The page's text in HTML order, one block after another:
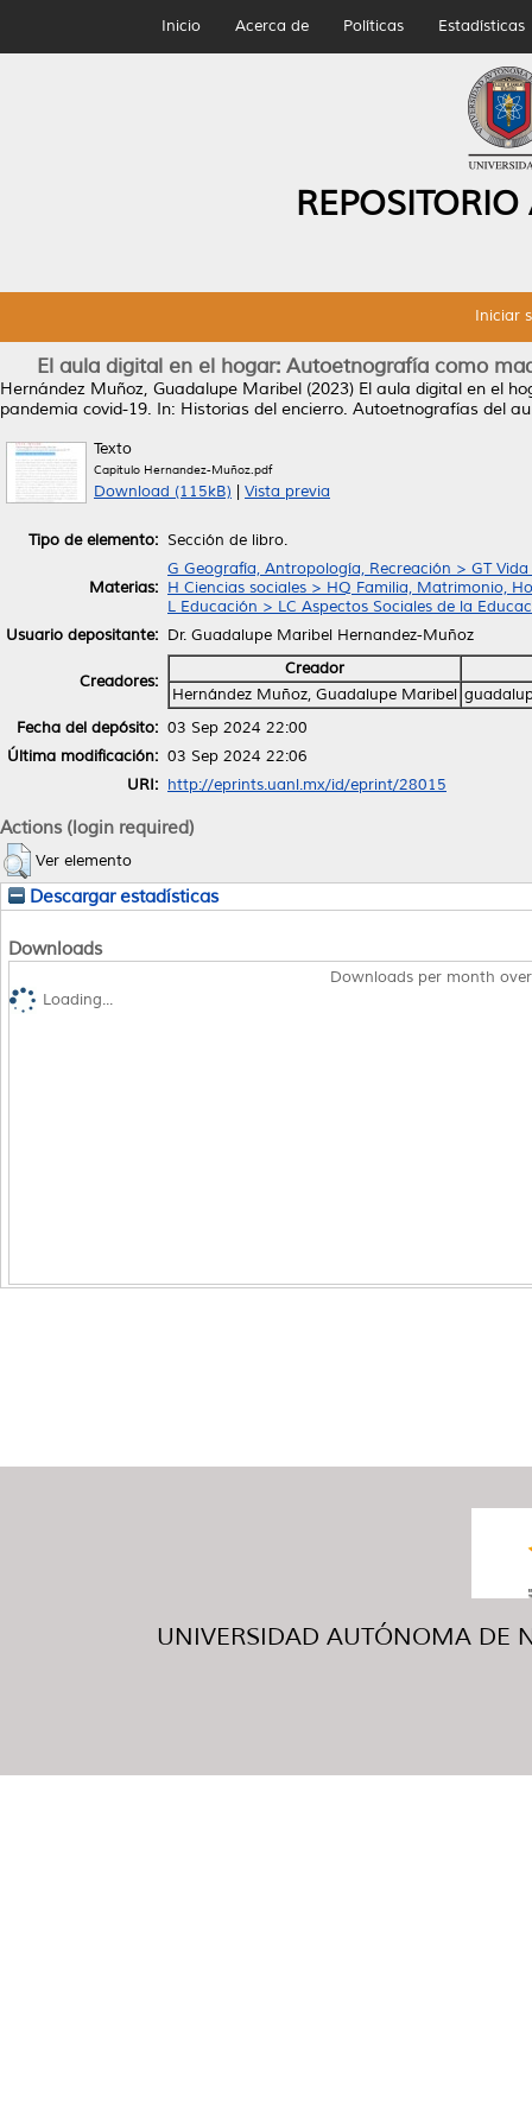
Inicio Acerca de Políticas Estadísticas
Iniciar
El aula digital en el hogar: Autoetnografía como
Hernández Muñoz, Guadalupe Maribel (2023) El aula digital en el
pandemia covid-19. In: Historias del encierro. Autoetnografías del
Texto
Capitulo Hernandez-Muñoz.pdf
Download (115kB) Vista previa
Tipo de elemento: Sección de libro.
Materias:
G Geografía, Antropología, Recreación > GT
H Ciencias sociales > HQ Familia, Matrimonio,
L Educación > LC Aspectos Sociales de la
Usuario depositante: Dr. Guadalupe Maribel Hernandez-Muñoz
Creadores:
Creador
Hernández Muñoz, Guadalupe Maribel
Fecha del depósito: 03 Sep 2024 22:00
Última modificación: 03 Sep 2024 22:06
URI: http://eprints.uanl.mx/id/eprint/28015
Actions (login required)
Ver elemento
Descargar estadísticas
Downloads
Downloads per month
Loading...
UNIVERSIDAD AUTÓNOMA DE